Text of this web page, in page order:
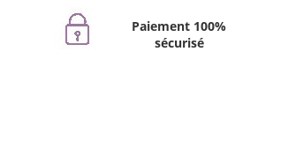
Paiement 100%
sécurisé